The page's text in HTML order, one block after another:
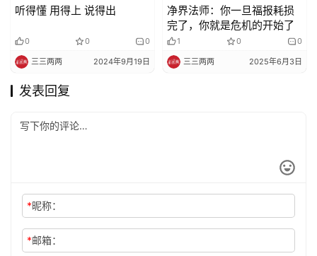
听得懂 用得上 说得出
0 0 0
三三两两 2024年9月19日
净界法师：你一旦福报耗损
完了，你就是危机的开始了
1 0 0
三三两两 2025年6月3日
发表回复
*昵称：
*邮箱：